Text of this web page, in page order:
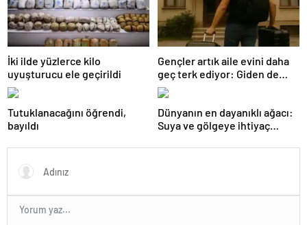
İki ilde yüzlerce kilo
uyuşturucu ele geçirildi
Gençler artık aile evini daha
geç terk ediyor: Giden de
geri dönüyor
Tutuklanacağını öğrendi,
bayıldı
Dünyanın en dayanıklı ağacı:
Suya ve gölgeye ihtiyaç
veriyor!